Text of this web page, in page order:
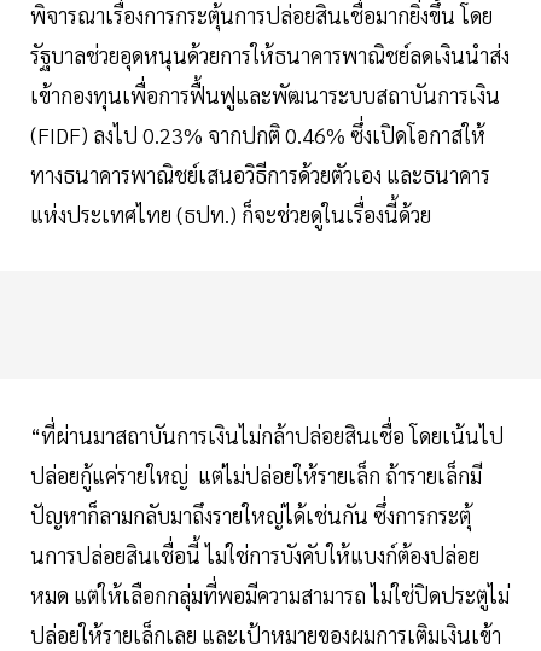
พิจารณาเรื่องการกระตุ้นการปล่อยสินเชื่อมากยิ่งขึ้น โดย
รัฐบาลช่วยอุดหนุนด้วยการให้ธนาคารพาณิชย์ลดเงินนำส่ง
เข้ากองทุนเพื่อการฟื้นฟูและพัฒนาระบบสถาบันการเงิน
(FIDF) ลงไป 0.23% จากปกติ 0.46% ซึ่งเปิดโอกาสให้
ทางธนาคารพาณิชย์เสนอวิธีการด้วยตัวเอง และธนาคาร
แห่งประเทศไทย (ธปท.) ก็จะช่วยดูในเรื่องนี้ด้วย
“ที่ผ่านมาสถาบันการเงินไม่กล้าปล่อยสินเชื่อ โดยเน้นไป
ปล่อยกู้แค่รายใหญ่ แต่ไม่ปล่อยให้รายเล็ก ถ้ารายเล็กมี
ปัญหาก็ลามกลับมาถึงรายใหญ่ได้เช่นกัน ซึ่งการกระตุ้
นการปล่อยสินเชื่อนี้ ไม่ใช่การบังคับให้แบงก์ต้องปล่อย
หมด แต่ให้เลือกกลุ่มที่พอมีความสามารถ ไม่ใช่ปิดประตูไม่
ปล่อยให้รายเล็กเลย และเป้าหมายของผมการเติมเงินเข้า